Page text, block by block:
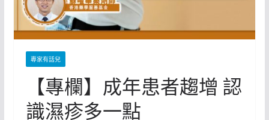
專家有話兒
【專欄】成年患者趨增 認
識濕疹多一點